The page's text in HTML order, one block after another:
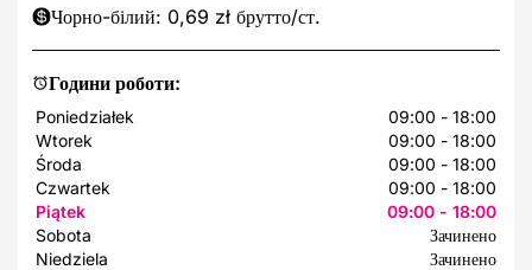
Години роботи:
Poniedziałek
09:00 - 18:00
Wtorek
09:00 - 18:00
Środa
09:00 - 18:00
Czwartek
09:00 - 18:00
Piątek
09:00 - 18:00
Sobota
Зачинено
Niedziela
Зачинено
Чорно-білий: 0,69 zł брутто/ст.